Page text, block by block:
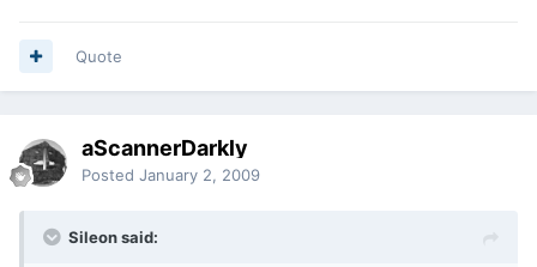
Quote
aScannerDarkly
Posted January 2, 2009
Sileon said: